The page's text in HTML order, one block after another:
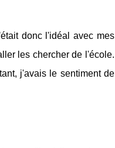
donc l'idéal avec mes
les chercher de l'école.
j'avais le sentiment de